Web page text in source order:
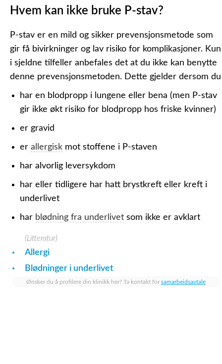
Hvem kan ikke bruke P-stav?
P-stav er en mild og sikker prevensjonsmetode som
gir få bivirkninger og lav risiko for komplikasjoner. Kun
i sjeldne tilfeller anbefales det at du ikke kan benytte
denne prevensjonsmetoden. Dette gjelder dersom du
har en blodpropp i lungene eller bena (men P-stav
gir ikke økt risiko for blodpropp hos friske kvinner)
er gravid
er allergisk mot stoffene i P-staven
har alvorlig leversykdom
har eller tidligere har hatt brystkreft eller kreft i
underlivet
har blødning fra underlivet som ikke er avklart
(Litteratur)
Allergi
Blødninger i underlivet
Ønsker du å profilere din klinikk her? Ta kontakt for samarbeidsavtale